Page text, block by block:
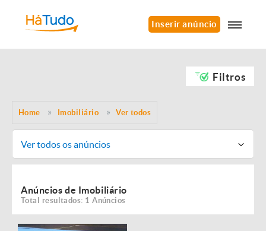
Inserir anúncio
Filtros
Home Imobiliário Ver todos
Ver todos os anúncios
Anúncios de Imobiliário
Total resultados: 1 Anúncios